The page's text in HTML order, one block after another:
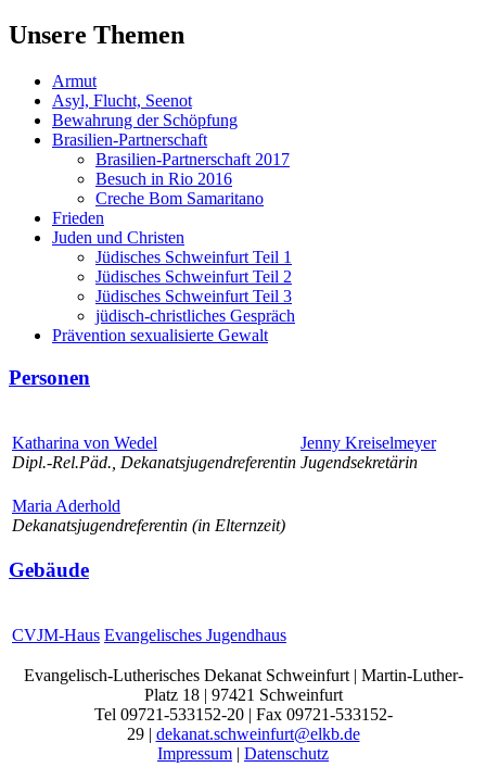
Unsere Themen
Armut
Asyl, Flucht, Seenot
Bewahrung der Schöpfung
Brasilien-Partnerschaft
Brasilien-Partnerschaft 2017
Besuch in Rio 2016
Creche Bom Samaritano
Frieden
Juden und Christen
Jüdisches Schweinfurt Teil 1
Jüdisches Schweinfurt Teil 2
Jüdisches Schweinfurt Teil 3
jüdisch-christliches Gespräch
Prävention sexualisierte Gewalt
Personen
Katharina von Wedel
Dipl.-Rel.Päd., Dekanatsjugendreferentin
Jenny Kreiselmeyer
Jugendsekretärin
Maria Aderhold
Dekanatsjugendreferentin (in Elternzeit)
Gebäude
CVJM-Haus Evangelisches Jugendhaus
Evangelisch-Lutherisches Dekanat Schweinfurt | Martin-Luther-
Platz 18 | 97421 Schweinfurt
Tel 09721-533152-20 | Fax 09721-533152-
29 | dekanat.schweinfurt@elkb.de
Impressum | Datenschutz